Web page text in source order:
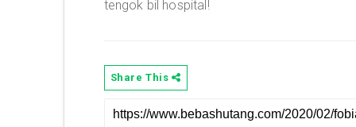
tengok bil hospital!
Share This